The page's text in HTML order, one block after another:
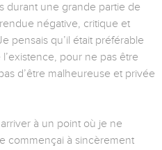
durant une grande partie de
négative, critique et
pensais qu’il était préférable
pour ne pas être
d’être malheureuse et privée
à un point où je ne
commençai à sincèrement